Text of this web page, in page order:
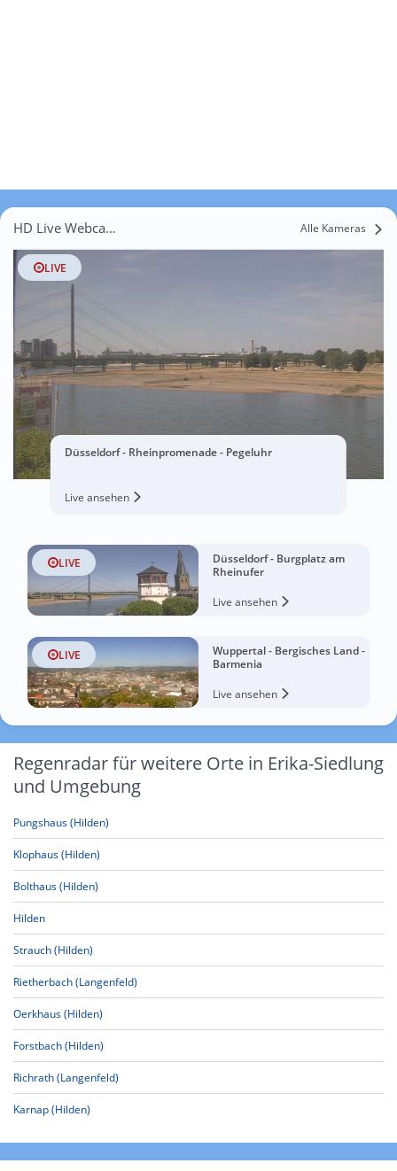
HD Live Webcams Erika-Siedlung Alle Kameras
LIVE
Düsseldorf - Rheinpromenade - Pegeluhr
Live ansehen
LIVE
Düsseldorf - Burgplatz am
Rheinufer
Live ansehen
LIVE
Wuppertal - Bergisches Land -
Barmenia
Live ansehen
Regenradar für weitere Orte in Erika-Siedlung
und Umgebung
Pungshaus (Hilden)
Klophaus (Hilden)
Bolthaus (Hilden)
Hilden
Strauch (Hilden)
Rietherbach (Langenfeld)
Oerkhaus (Hilden)
Forstbach (Hilden)
Richrath (Langenfeld)
Karnap (Hilden)